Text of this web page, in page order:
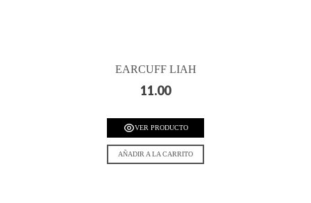
EARCUFF LIAH
11.00
VER PRODUCTO
AÑADIR A LA CARRITO